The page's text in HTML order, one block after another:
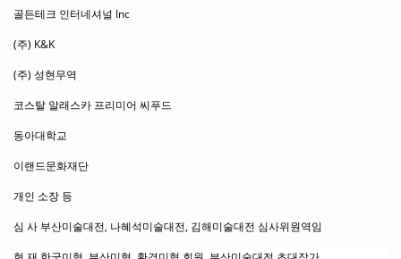
골든테크 인터네셔널 Inc
(주) K&K
(주) 성현무역
코스탈 알래스카 프리미어 씨푸드
동아대학교
이랜드문화재단
개인 소장 등
심 사 부산미술대전, 나혜석미술대전, 김해미술대전 심사위원역임